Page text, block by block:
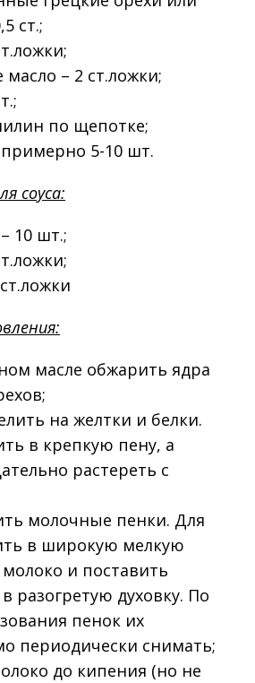
ст.;
– 2 ст.ложки;
по щепотке;
5-10 шт.
соуса:
10 шт.;
масле обжарить ядра
на желтки и белки.
в крепкую пену, а
растереть с
молочные пенки. Для
в широкую мелкую
и поставить
разогретую духовку. По
пенок их
периодически снимать;
до кипения (но не